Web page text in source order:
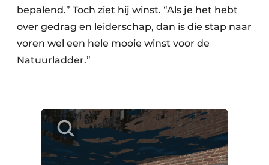
bepalend.” Toch ziet hij winst. “Als je het hebt
over gedrag en leiderschap, dan is die stap naar
voren wel een hele mooie winst voor de
Natuurladder.”